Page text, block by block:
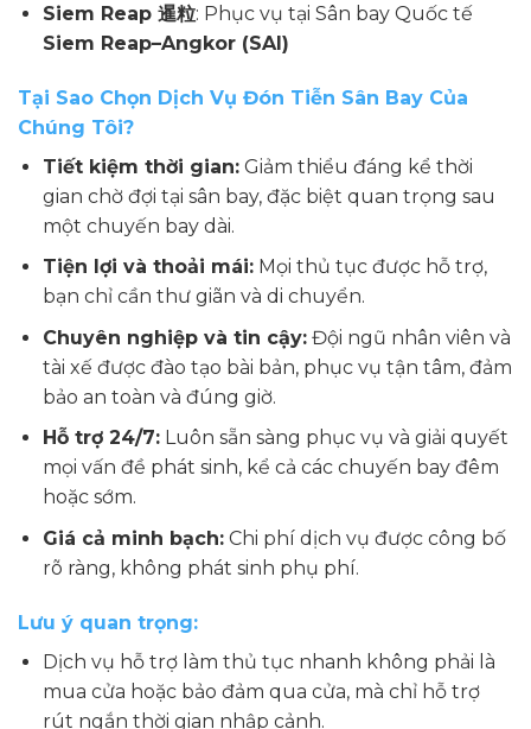
Siem Reap 暹粒: Phục vụ tại Sân bay Quốc tế
Siem Reap–Angkor (SAI)
Tại Sao Chọn Dịch Vụ Đón Tiễn Sân Bay Của
Chúng Tôi?
Tiết kiệm thời gian:Giảm thiểu đáng kể thời
gian chờ đợi tại sân bay, đặc biệt quan trọng sau
một chuyến bay dài.
Tiện lợi và thoải mái:Mọi thủ tục được hỗ trợ,
bạn chỉ cần thư giãn và di chuyển.
Chuyên nghiệp và tin cậy:Đội ngũ nhân viên và
tài xế được đào tạo bài bản, phục vụ tận tâm, đảm
bảo an toàn và đúng giờ.
Hỗ trợ 24/7:Luôn sẵn sàng phục vụ và giải quyết
mọi vấn đề phát sinh, kể cả các chuyến bay đêm
hoặc sớm.
Giá cả minh bạch:Chi phí dịch vụ được công bố
rõ ràng, không phát sinh phụ phí.
Lưu ý quan trọng:
Dịch vụ hỗ trợ làm thủ tục nhanh không phải là
mua cửa hoặc bảo đảm qua cửa, mà chỉ hỗ trợ
rút ngắn thời gian nhập cảnh.